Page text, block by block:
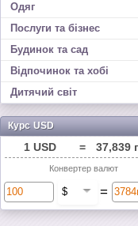
Одяг
Послуги та бізнес
Будинок та сад
Відпочинок та хобі
Дитячий світ
Курс USD
1 USD = 37,839
Конвертер валют
=